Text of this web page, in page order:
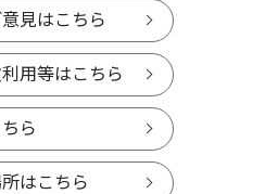
見はこちら
用等はこちら
ら
はこちら